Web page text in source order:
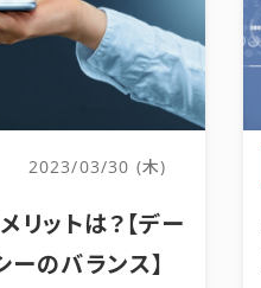
2023/03/30 (木)
リットは？【デー
のバランス】